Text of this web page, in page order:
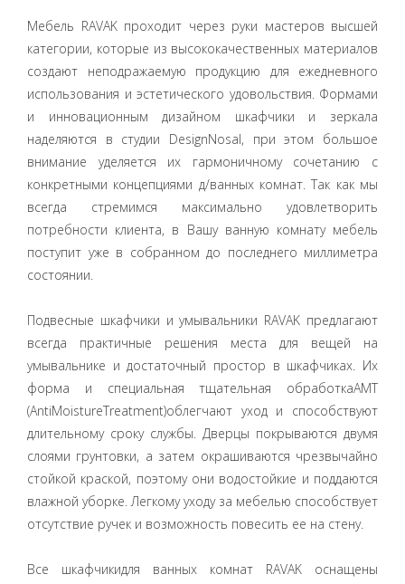
Мебель RAVAK проходит через руки мастеров высшей
категории, которые из высококачественных материалов
создают неподражаемую продукцию для ежедневного
использования и эстетического удовольствия. Формами
и инновационным дизайном шкафчики и зеркала
наделяются в студии DesignNosal, при этом большое
внимание уделяется их гармоничному сочетанию с
конкретными концепциями д/ванных комнат. Так как мы
всегда стремимся максимально удовлетворить
потребности клиента, в Вашу ванную комнату мебель
поступит уже в собранном до последнего миллиметра
состоянии.
Подвесные шкафчики и умывальники RAVAK предлагают
всегда практичные решения места для вещей на
умывальнике и достаточный простор в шкафчиках. Их
форма и специальная тщательная обработкаAMT
(AntiMoistureTreatment)облегчают уход и способствуют
длительному сроку службы. Дверцы покрываются двумя
слоями грунтовки, а затем окрашиваются чрезвычайно
стойкой краской, поэтому они водостойкие и поддаются
влажной уборке. Легкому уходу за мебелью способствует
отсутствие ручек и возможность повесить ее на стену.
Все шкафчикидля ванных комнат RAVAK оснащены